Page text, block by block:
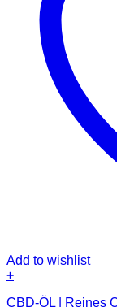
Add to wishlist
+
CBD-ÖL | Reines